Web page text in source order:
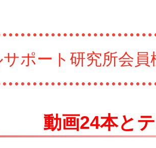
ポート研究所会
動画24本と